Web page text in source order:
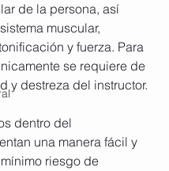
de la persona, así
muscular,
y fuerza. Para
se requiere de
y destreza del instructor.
dentro del
una manera fácil y
riesgo de